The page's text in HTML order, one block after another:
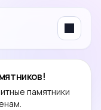
Menu
памятники